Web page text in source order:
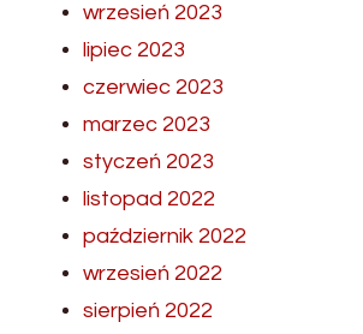
wrzesień 2023
lipiec 2023
czerwiec 2023
marzec 2023
styczeń 2023
listopad 2022
październik 2022
wrzesień 2022
sierpień 2022